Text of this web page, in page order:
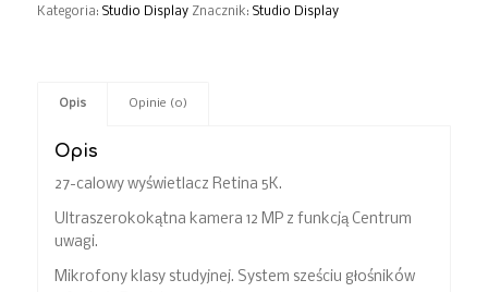
Kategoria: Studio Display Znacznik: Studio Display
Opis Opinie (0)
Opis
27-calowy wyświetlacz Retina 5K.
Ultraszerokokątna kamera 12 MP z funkcją Centrum
uwagi.
Mikrofony klasy studyjnej. System sześciu głośników